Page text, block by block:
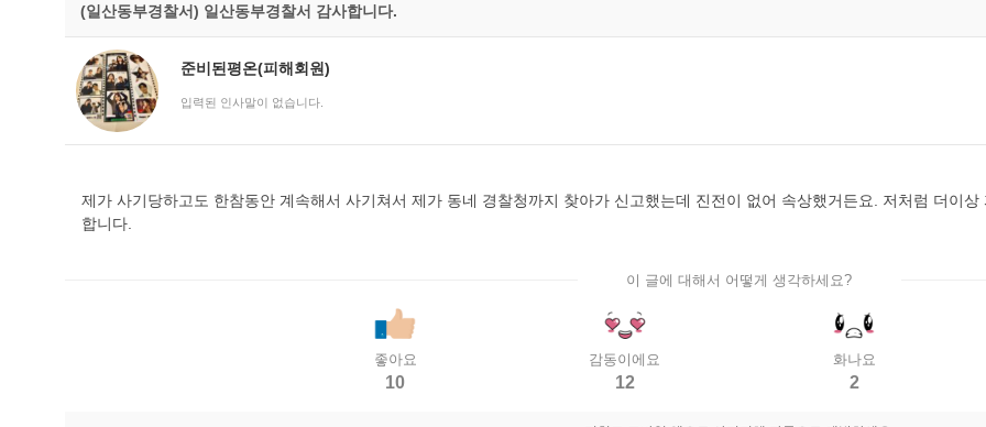
보이스피싱 피해사례
유해사이트 목록
비공개 피해사례
워킹홀리데이 피해사례
(일산동부경찰서) 일산동부경찰서 감사합니다.
준비된평온(피해회원)
입력된 인사말이 없습니다.
제가 사기당하고도 한참동안 계속해서 사기쳐서 제가 동네 경찰청까지 찾아가 신고했는데 진전이 없어 속상했거든요. 저처럼 더이
합니다.
이 글에 대해서 어떻게 생각하세요?
좋아요
10
감동이에요
12
화나요
2